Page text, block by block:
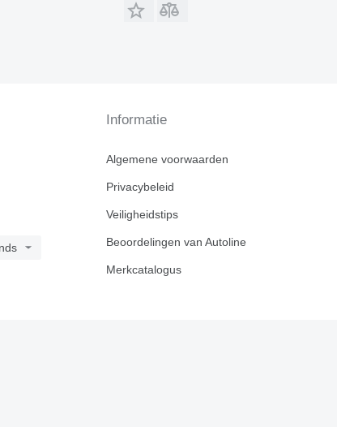
Informatie
Algemene voorwaarden
Privacybeleid
Veiligheidstips
Beoordelingen van Autoline
Merkcatalogus